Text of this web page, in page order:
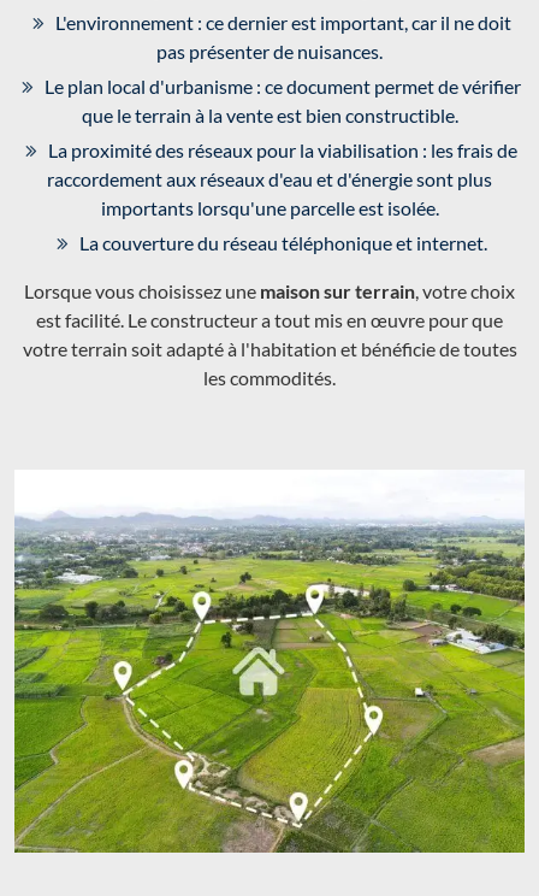
L'environnement : ce dernier est important, car il ne doit
pas présenter de nuisances.
Le plan local d'urbanisme : ce document permet de vérifier
que le terrain à la vente est bien constructible.
La proximité des réseaux pour la viabilisation : les frais de
raccordement aux réseaux d'eau et d'énergie sont plus
importants lorsqu'une parcelle est isolée.
La couverture du réseau téléphonique et internet.
Lorsque vous choisissez une maison sur terrain , votre choix
est facilité. Le constructeur a tout mis en œuvre pour que
votre terrain soit adapté à l'habitation et bénéficie de toutes
les commodités.